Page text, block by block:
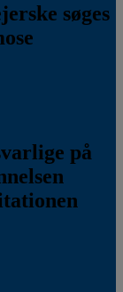
søges
på